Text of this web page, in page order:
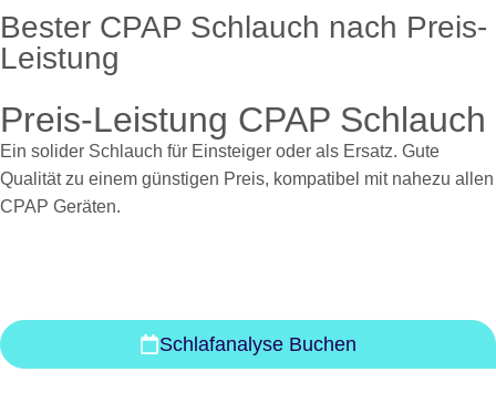
Bester CPAP Schlauch nach Preis-
Leistung
Preis-Leistung CPAP Schlauch
Ein solider Schlauch für Einsteiger oder als Ersatz. Gute
Qualität zu einem günstigen Preis, kompatibel mit nahezu allen
CPAP Geräten.
Schlafanalyse Buchen